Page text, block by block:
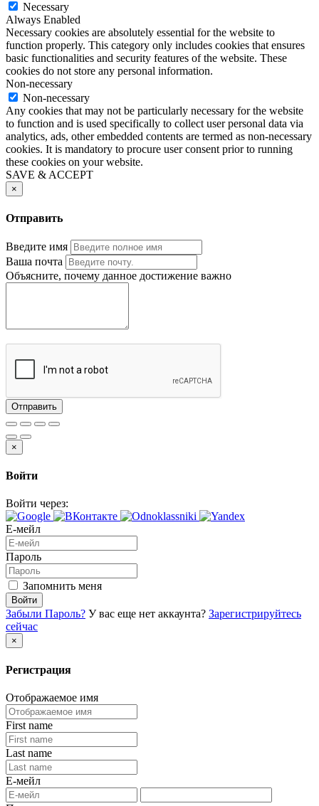
Necessary
Always Enabled
Necessary cookies are absolutely essential for the website to
function properly. This category only includes cookies that ensures
basic functionalities and security features of the website. These
cookies do not store any personal information.
Non-necessary
Non-necessary
Any cookies that may not be particularly necessary for the website
to function and is used specifically to collect user personal data via
analytics, ads, other embedded contents are termed as non-necessary
cookies. It is mandatory to procure user consent prior to running
these cookies on your website.
SAVE & ACCEPT
×
Отправить
Введите имя
Ваша почта
Объясните, почему данное достижение важно
Отправить
×
Войти
Войти через:
Е-мейл
Пароль
Запомнить меня
Войти
Забыли Пароль? У вас еще нет аккаунта? Зарегистрируйтесь
сейчас
×
Регистрация
Отображаемое имя
First name
Last name
Е-мейл